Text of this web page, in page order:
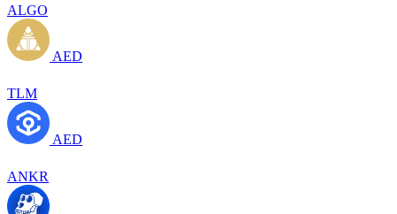
ALGO
AED
TLM
AED
ANKR